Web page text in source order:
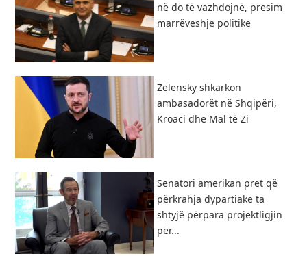
në do të vazhdojnë, presim
marrëveshje politike
Zelensky shkarkon
ambasadorët në Shqipëri,
Kroaci dhe Mal të Zi
Senatori amerikan pret që
përkrahja dypartiake ta
shtyjë përpara projektligjin
për...